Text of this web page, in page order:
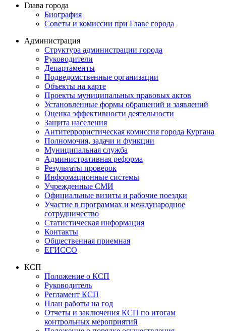
Глава города
Биография
Советы и комиссии при Главе города
Администрация
Структура администрации города
Руководители
Департаменты
Подведомственные организации
Объекты на карте
Проекты муниципальных правовых актов
Установленные формы обращений и заявлений
Оценка эффективности деятельности
Защита населения
Антитеррористическая комиссия города Кургана
Полномочия, задачи и функции
Муниципальная служба
Административная реформа
Результаты проверок
Информационные системы
Учрежденные СМИ
Официальные визиты и рабочие поездки
Участие в программах и международное
сотрудничество
Статистическая информация
Контакты
Общественная приемная
ЕГИССО
КСП
Положение о КСП
Руководитель
Регламент КСП
План работы на год
Отчеты и заключения КСП по итогам
контрольных мероприятий